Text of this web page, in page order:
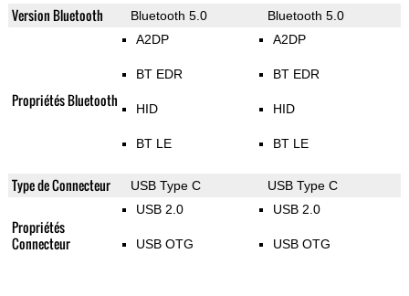
Version Bluetooth Bluetooth 5.0 Bluetooth 5.0
Propriétés Bluetooth
A2DP
BT EDR
HID
BT LE
A2DP
BT EDR
HID
BT LE
Type de Connecteur USB Type C USB Type C
Propriétés
Connecteur
USB 2.0
USB OTG
USB 2.0
USB OTG